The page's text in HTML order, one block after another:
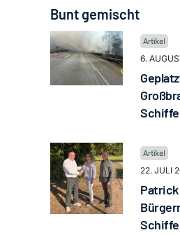
Bunt gemischt
6.
22. JULI